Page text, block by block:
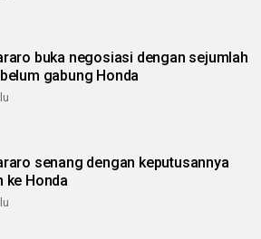
buka negosiasi dengan sejumlah
gabung Honda
senang dengan keputusannya
ke Honda